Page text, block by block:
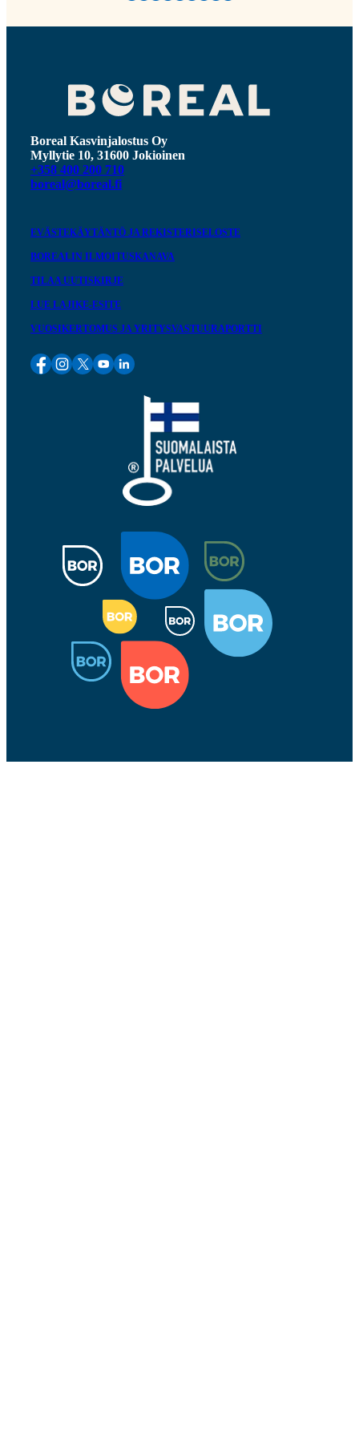
Boreal Kasvinjalostus Oy
Myllytie 10, 31600 Jokioinen
+358 400 200 710
boreal@boreal.fi
EVÄSTEKÄYTÄNTÖ JA REKISTERISELOSTE
BOREALIN ILMOITUSKANAVA
TILAA UUTISKIRJE
LUE LAJIKE-ESITE
VUOSIKERTOMUS JA YRITYSVASTUURAPORTTI